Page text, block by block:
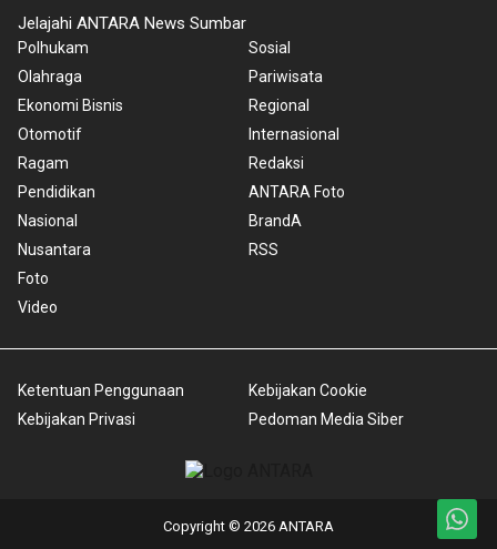
Jelajahi ANTARA News Sumbar
Polhukam
Olahraga
Ekonomi Bisnis
Otomotif
Ragam
Pendidikan
Nasional
Nusantara
Foto
Video
Sosial
Pariwisata
Regional
Internasional
Redaksi
ANTARA Foto
BrandA
RSS
Ketentuan Penggunaan
Kebijakan Privasi
Kebijakan Cookie
Pedoman Media Siber
Copyright © 2026 ANTARA